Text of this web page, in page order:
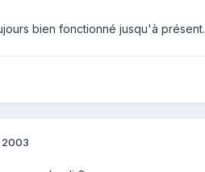
bien fonctionné jusqu'à présent.
2003